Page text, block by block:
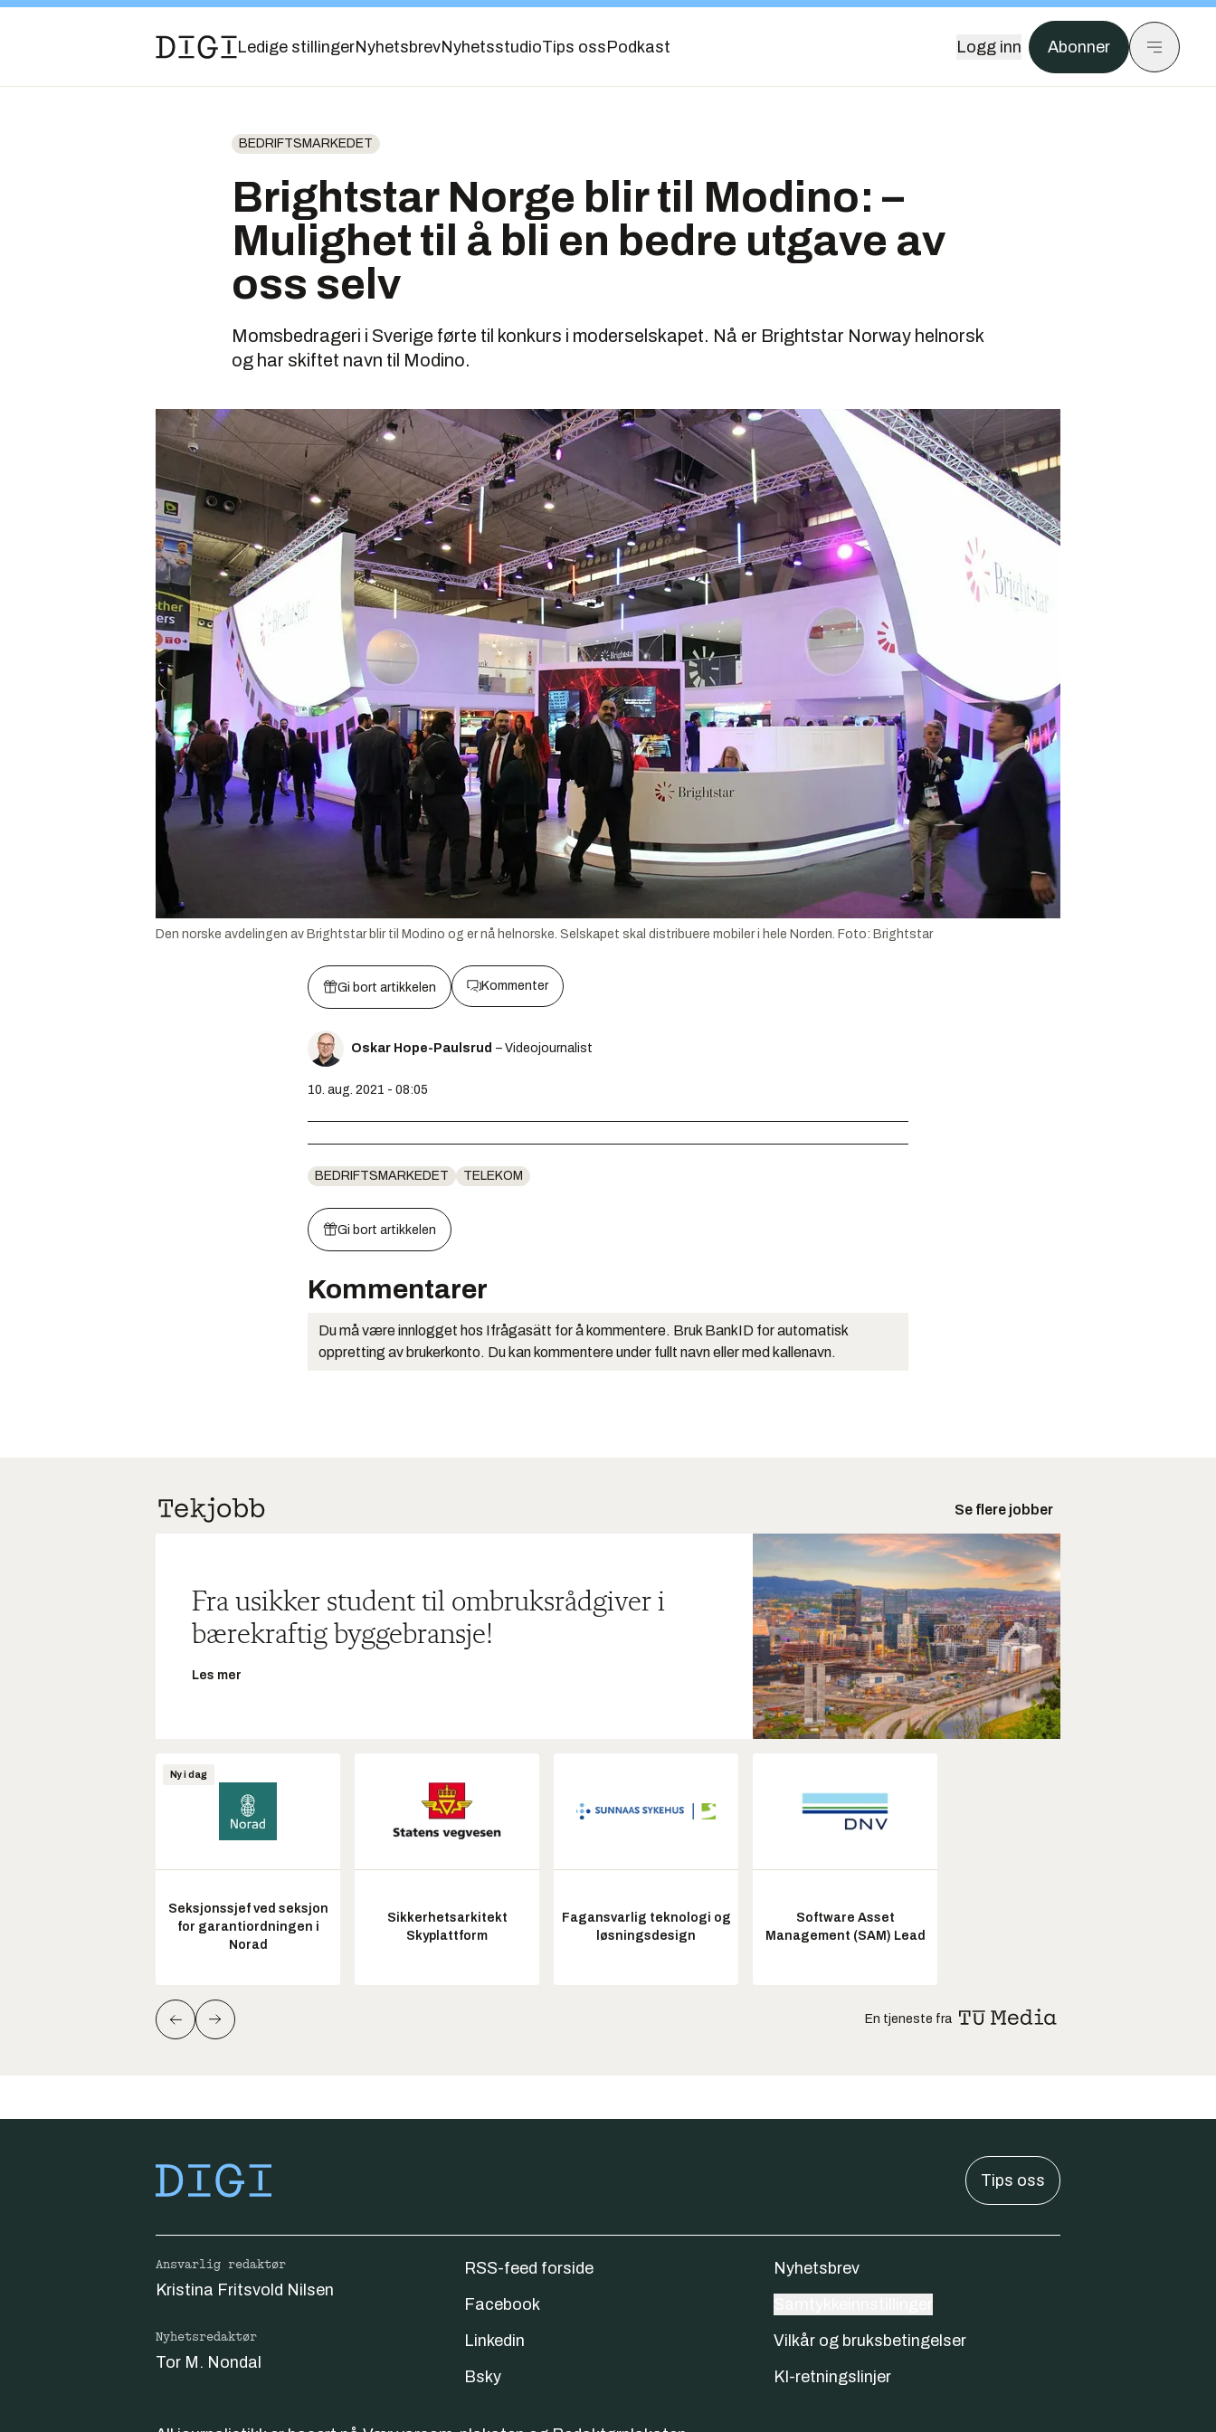
Ledige stillingerNyhetsbrevNyhetsstudioTips oss Podkast Logg inn Abonner
BEDRIFTSMARKEDET
Brightstar Norge blir til Modino: –
Mulighet til å bli en bedre utgave av
oss selv
Momsbedrageri i Sverige førte til konkurs i moderselskapet. Nå er Brightstar Norway helnorsk
og har skiftet navn til Modino.
Den norske avdelingen av Brightstar blir til Modino og er nå helnorske. Selskapet skal distribuere mobiler i hele Norden. Foto: Brightstar
Gi bort artikkelen Kommenter
Oskar Hope-Paulsrud – Videojournalist
10. aug. 2021 - 08:05
BEDRIFTSMARKEDET TELEKOM
Gi bort artikkelen
Kommentarer
Du må være innlogget hos Ifrågasätt for å kommentere. Bruk BankID for automatisk
oppretting av brukerkonto. Du kan kommentere under fullt navn eller med kallenavn.
Se flere jobber
Fra usikker student til ombruksrådgiver i
bærekraftig byggebransje!
Les mer
Ny i dag
Seksjonssjef ved seksjon
for garantiordningen i
Norad
Sikkerhetsarkitekt
Skyplattform
Fagansvarlig teknologi og
løsningsdesign
Software Asset
Management (SAM) Lead
En tjeneste fra
Tips oss
Ansvarlig redaktør
Kristina Fritsvold Nilsen
Nyhetsredaktør
Tor M. Nondal
RSS-feed forside
Facebook
Linkedin
Bsky
Nyhetsbrev
Vilkår og bruksbetingelser
KI-retningslinjer